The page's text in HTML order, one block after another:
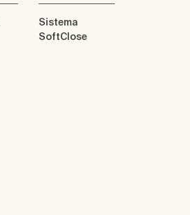
Sistema
SoftClose